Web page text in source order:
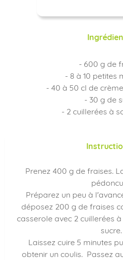
- 600 g de
- 8 à 10 petites
- 40 à 50 cl de
- 30 g de
- 2 cuillerées à
Prenez 400 g de fraises.
Préparez un peu à
déposez 200 g de fraises
casserole avec 2 cuillerées
sucre.
Laissez cuire 5 minutes
obtenir un coulis. Passez